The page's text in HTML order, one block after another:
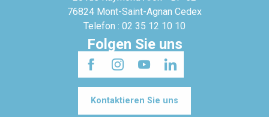
76824 Mont-Saint-Agnan Cedex
Telefon : 02 35 12 10 10
Folgen Sie uns
Kontaktieren Sie uns